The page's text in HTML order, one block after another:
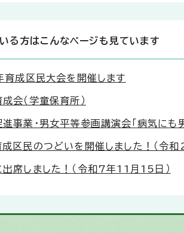
る方はこんなページも見ています
成区民大会を開催します
会（学童保育所）
事業・男女平等参画講演会「病気にも
区民のつどいを開催しました！（令
席しました！（令和7年11月15日）